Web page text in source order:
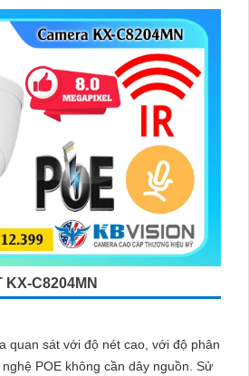
KX-C8204MN
quan sát với độ nét cao, với độ phân
POE không cần dây nguồn. Sử